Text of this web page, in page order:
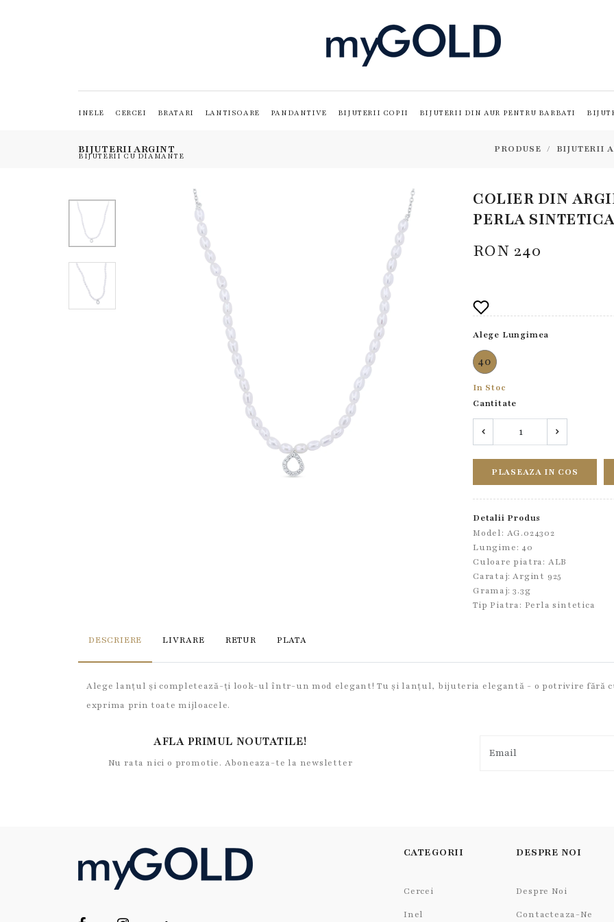
INELE CERCEI BRATARI LANTISOARE PANDANTIVE BIJUTERII COPII BIJUTERII DIN AUR PENTRU BARBATI
BIJUTERII CU DIAMANTE
BIJUTERII ARGINT PRODUSE BIJUTERII
COLIER DIN
PERLA
RON 240
Alege Lungimea
40
In Stoc
Cantitate
PLASEAZA IN COS
Detalii Produs
Model: AG.024302
Lungime: 40
Culoare piatra: ALB
Carataj: Argint 925
Gramaj: 3.3g
Tip Piatra: Perla sintetica
DESCRIERE LIVRARE RETUR PLATA
Alege lanțul și completează-ți look-ul într-un mod elegant! Tu și lanțul, bijuteria elegantă - o potrivire fără
exprima prin toate mijloacele.
AFLA PRIMUL NOUTATILE!
Nu rata nici o promotie. Aboneaza-te la newsletter
CATEGORII
Cercei
Inel
DESPRE NOI
Despre Noi
Contacteaza-Ne